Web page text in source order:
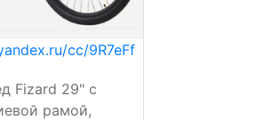
cc/9R7eFf
Fizard 29" с
рамой,